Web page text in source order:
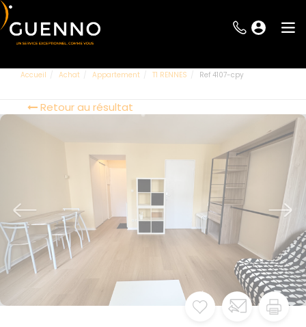
Accueil Achat Appartement T1 RENNES Ref 4107-cpy
Retour au résultat